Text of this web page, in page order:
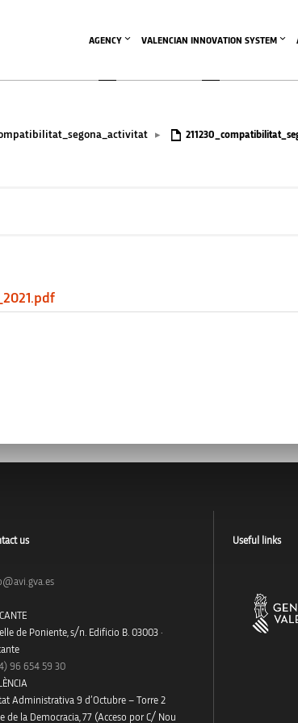
AGENCY VALENCIAN INNOVATION SYSTEM
▸
us
de Poniente, s/n. Edificio B. 03003 ·
96 654 59 30
Administrativa 9 d’Octubre – Torre 2
de la Democracia, 77 (Acceso por C/ Nou
Useful links